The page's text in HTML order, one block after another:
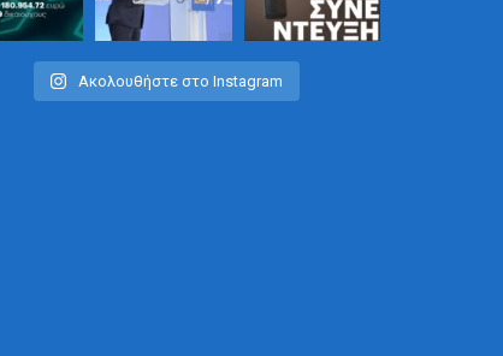
Ακολουθήστε στο Instagram